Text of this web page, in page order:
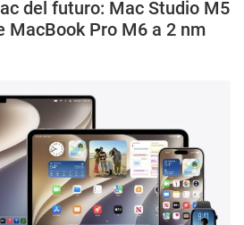
del futuro: Mac Studio M5
MacBook Pro M6 a 2 nm